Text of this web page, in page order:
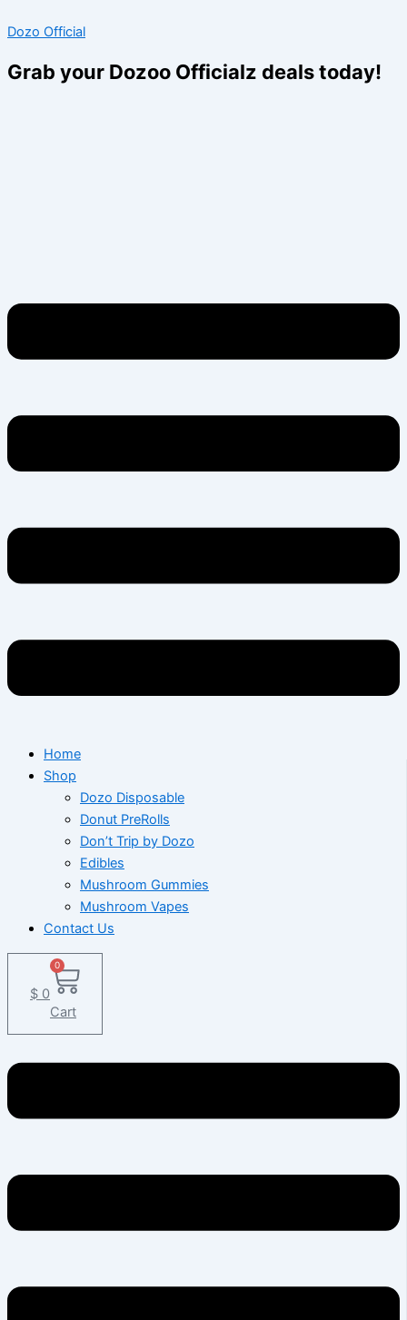
to
Dozo Official
Grab your Dozoo Officialz deals today!
Home
Shop
Dozo Disposable
Donut PreRolls
Don’t Trip by Dozo
Edibles
Mushroom Gummies
Mushroom Vapes
Contact Us
$ 0
0
Cart